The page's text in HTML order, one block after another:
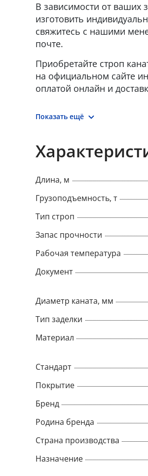
В зависимости от ваших
изготовить
свяжитесь с нашими
почте.
Приобретайте строп
на официальном сайте
оплатой онлайн и
Показать ещё
Длина, м
Грузоподъемность, т
Тип строп
Запас прочности
Рабочая температура
Документ
Диаметр каната, мм
Тип заделки
Материал
Стандарт
Покрытие
Бренд
Родина бренда
Страна производства
Назначение